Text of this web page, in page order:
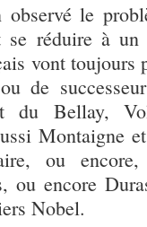
le
réduire à un
vont toujours
de
du Bellay,
Montaigne
ou
ou encore
Nobel.